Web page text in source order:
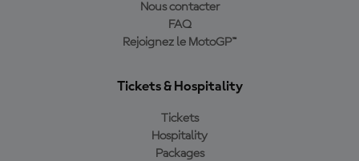
Nous contacter
FAQ
Rejoignez le MotoGP™
Tickets & Hospitality
Tickets
Hospitality
Packages